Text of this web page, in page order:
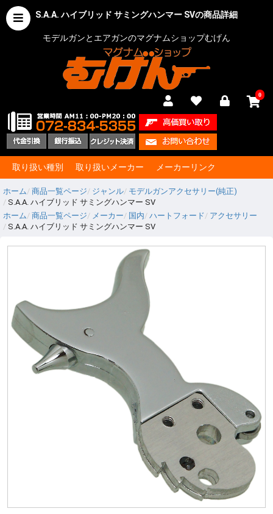
S.A.A. ハイブリッド サミングハンマー SVの商品詳細
モデルガンとエアガンのマグナムショップむげん
0
取り扱い種別 取り扱いメーカー メーカーリンク
ホーム 商品一覧ページ ジャンル モデルガンアクセサリー(純正)
S.A.A. ハイブリッド サミングハンマー SV
ホーム 商品一覧ページ メーカー 国内 ハートフォード
アクセサリー
S.A.A. ハイブリッド サミングハンマー SV